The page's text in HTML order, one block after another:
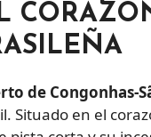
de Congonhas-
Situado en el